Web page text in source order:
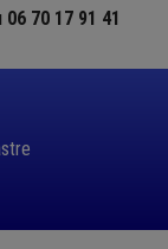
70 17 91 41